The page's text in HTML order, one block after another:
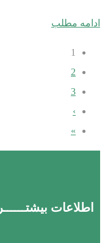
ادامه مطلب
1
2
3
›
»
اطلاعات بیشتــــــر